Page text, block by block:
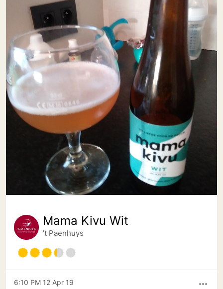
Mama Kivu Wit
't Paenhuys
more_horiz
6:10 PM 12 Apr 19